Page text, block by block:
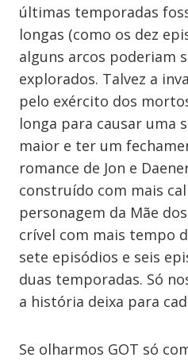
últimas temporadas
longas (como os dez
alguns arcos poderiam
explorados. Talvez a
pelo exército dos
longa para causar uma
maior e ter um
romance de Jon e
construído com mais
personagem da Mãe
crível com mais tempo
sete episódios e seis
duas temporadas. Só
a história deixa para
Se olharmos GOT só